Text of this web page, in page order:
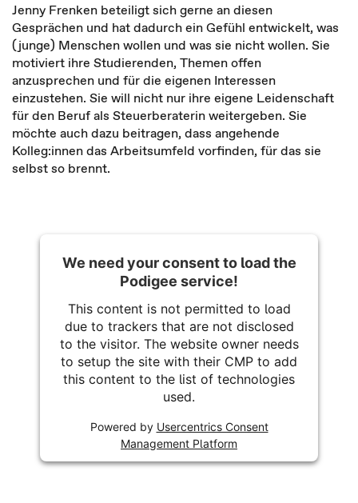
Jenny Frenken beteiligt sich gerne an diesen
Gesprächen und hat dadurch ein Gefühl entwickelt, was
(junge) Menschen wollen und was sie nicht wollen. Sie
motiviert ihre Studierenden, Themen offen
anzusprechen und für die eigenen Interessen
einzustehen. Sie will nicht nur ihre eigene Leidenschaft
für den Beruf als Steuerberaterin weitergeben. Sie
möchte auch dazu beitragen, dass angehende
Kolleg:innen das Arbeitsumfeld vorfinden, für das sie
selbst so brennt.
We need your consent to load the
Podigee service!
This content is not permitted to load
due to trackers that are not disclosed
to the visitor. The website owner needs
to setup the site with their CMP to add
this content to the list of technologies
used.
Powered by Usercentrics Consent
Management Platform